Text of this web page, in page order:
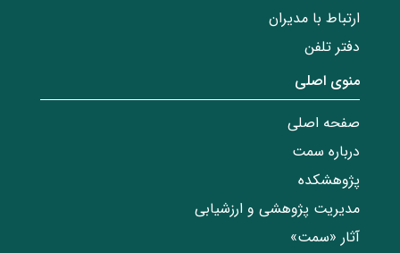
ارتباط با مدیران
دفتر تلفن
منوی اصلی
صفحه اصلی
درباره سمت
پژوهشکده
مدیریت پژوهشی و ارزشیابی
آثار «سمت»